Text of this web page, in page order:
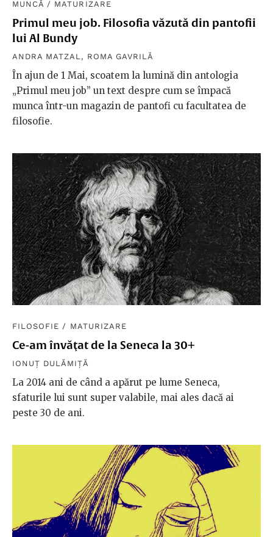
MUNCĂ / MATURIZARE
Primul meu job. Filosofia văzută din pantofii
lui Al Bundy
ANDRA MATZAL , ROMA GAVRILĂ
În ajun de 1 Mai, scoatem la lumină din antologia
„Primul meu job” un text despre cum se împacă
munca într-un magazin de pantofi cu facultatea de
filosofie.
FILOSOFIE / MATURIZARE
Ce-am învăţat de la Seneca la 30+
IONUȚ DULĂMIȚĂ
La 2014 ani de când a apărut pe lume Seneca,
sfaturile lui sunt super valabile, mai ales dacă ai
peste 30 de ani.